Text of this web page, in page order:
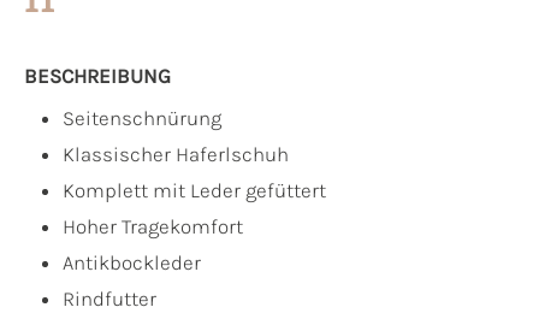
BESCHREIBUNG
Seitenschnürung
Klassischer Haferlschuh
Komplett mit Leder gefüttert
Hoher Tragekomfort
Antikbockleder
Rindfutter